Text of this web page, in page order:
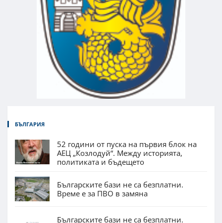
БЪЛГАРИЯ
52 години от пуска на първия блок на
АЕЦ „Козлодуй“. Между историята,
политиката и бъдещето
Българските бази не са безплатни.
Време е за ПВО в замяна
Българските бази не са безплатни.